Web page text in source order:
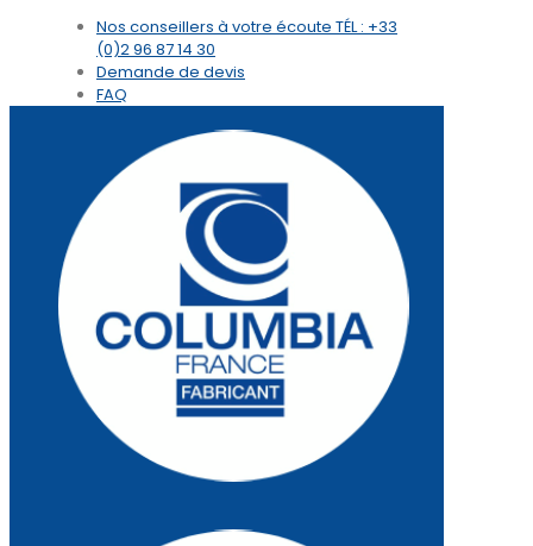
Nos conseillers à votre écoute TÉL : +33
(0)2 96 87 14 30
Demande de devis
FAQ